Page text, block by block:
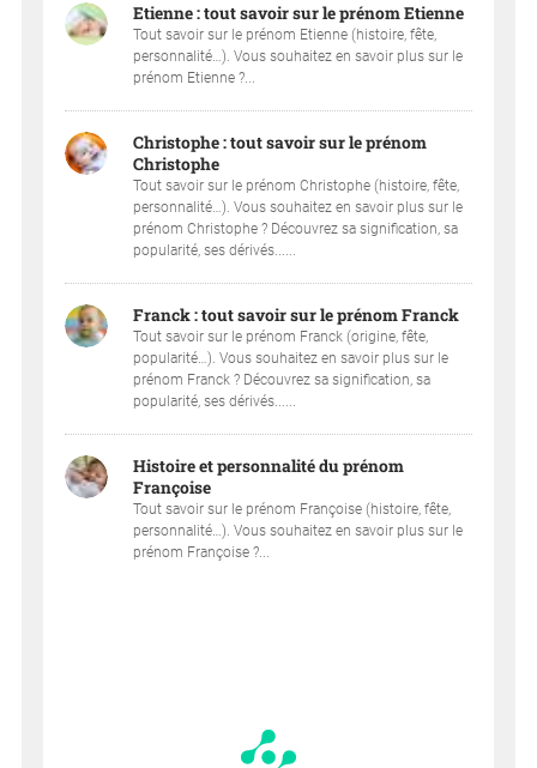
Etienne : tout savoir sur le prénom Etienne
Tout savoir sur le prénom Etienne (histoire, fête,
personnalité…). Vous souhaitez en savoir plus sur le
prénom Etienne ?...
Christophe : tout savoir sur le prénom
Christophe
Tout savoir sur le prénom Christophe (histoire, fête,
personnalité…). Vous souhaitez en savoir plus sur le
prénom Christophe ? Découvrez sa signification, sa
popularité, ses dérivés......
Franck : tout savoir sur le prénom Franck
Tout savoir sur le prénom Franck (origine, fête,
popularité…). Vous souhaitez en savoir plus sur le
prénom Franck ? Découvrez sa signification, sa
popularité, ses dérivés......
Histoire et personnalité du prénom
Françoise
Tout savoir sur le prénom Françoise (histoire, fête,
personnalité…). Vous souhaitez en savoir plus sur le
prénom Françoise ?...